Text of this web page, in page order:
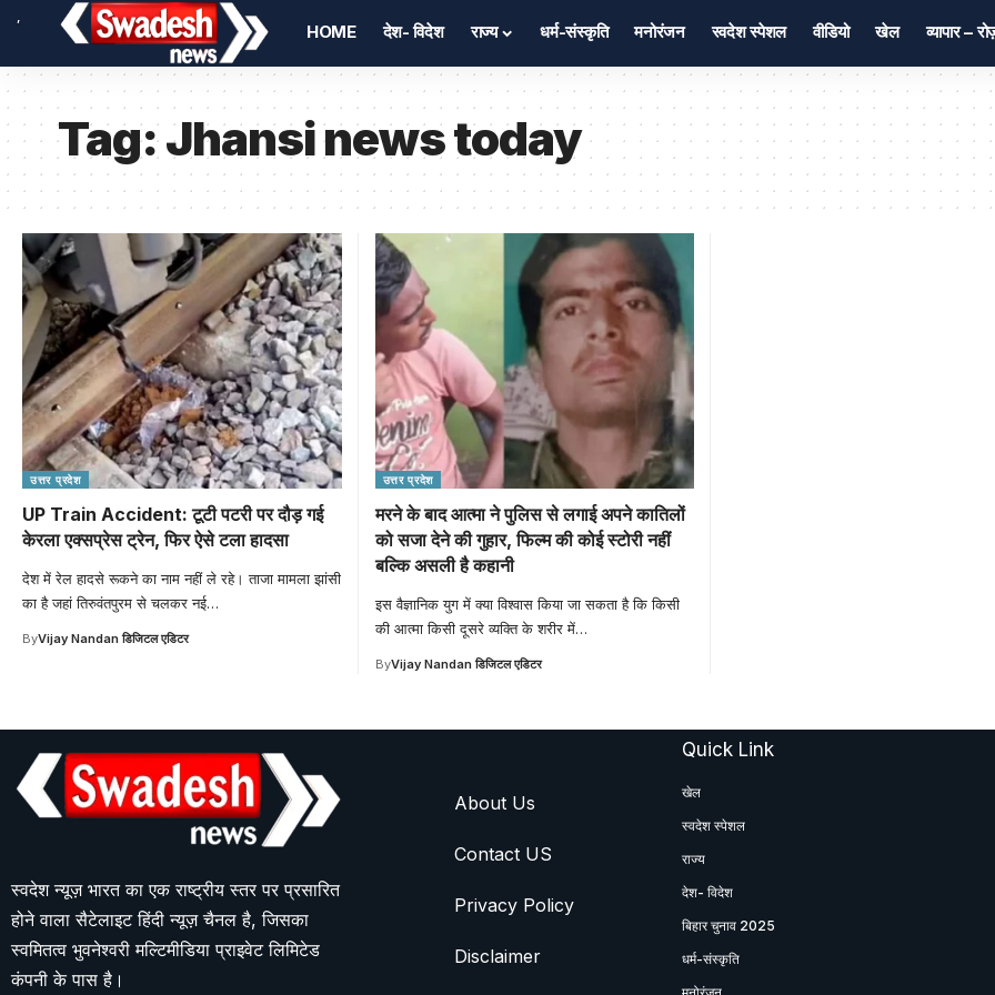
,
HOME देश- विदेश राज्य धर्म-संस्कृति मनोरंजन स्वदेश स्पेशल वीडियो खेल व्यापार –
Tag:Jhansi news today
उत्तर प्रदेश
UP Train Accident: टूटी पटरी पर दौड़ गई
केरला एक्सप्रेस ट्रेन, फिर ऐसे टला हादसा
देश में रेल हादसे रूकने का नाम नहीं ले रहे। ताजा मामला झांसी
का है जहां तिरुवंतपुरम से चलकर नई…
ByVijay Nandan डिजिटल एडिटर
उत्तर प्रदेश
मरने के बाद आत्मा ने पुलिस से लगाई अपने कातिलों
को सजा देने की गुहार, फिल्म की कोई स्टोरी नहीं
बल्कि असली है कहानी
इस वैज्ञानिक युग में क्या विश्वास किया जा सकता है कि किसी
की आत्मा किसी दूसरे व्यक्ति के शरीर में…
ByVijay Nandan डिजिटल एडिटर
स्वदेश न्यूज़ भारत का एक राष्ट्रीय स्तर पर प्रसारित
होने वाला सैटेलाइट हिंदी न्यूज़ चैनल है, जिसका
स्वमितत्व भुवनेश्वरी मल्टिमीडिया प्राइवेट लिमिटेड
कंपनी के पास है।
About Us
Contact US
Privacy Policy
Disclaimer
Quick Link
खेल
स्वदेश स्पेशल
राज्य
देश- विदेश
बिहार चुनाव 2025
धर्म-संस्कृति